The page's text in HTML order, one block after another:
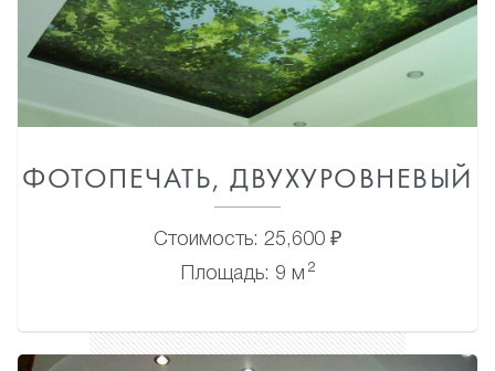
ФОТОПЕЧАТЬ, ДВУХУРОВНЕВЫЙ
Стоимость: 25,600 ₽
Площадь: 9 м 2